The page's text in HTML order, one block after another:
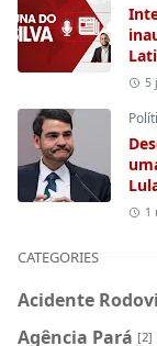
5
1
CATEGORIES
Acidente
Agência Pará [2]